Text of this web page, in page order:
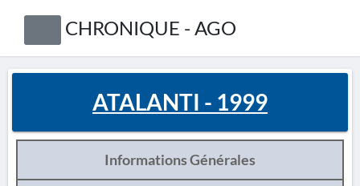
CHRONIQUE - AGO
ATALANTI - 1999
Informations Générales